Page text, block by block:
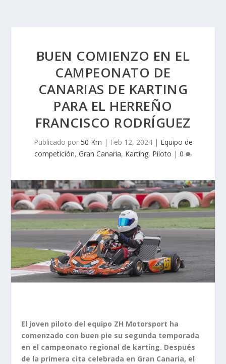
BUEN COMIENZO EN EL
CAMPEONATO DE
CANARIAS DE KARTING
PARA EL HERREÑO
FRANCISCO RODRÍGUEZ
Publicado por 50 Km | Feb 12, 2024| Equipo de
competición, Gran Canaria, Karting, Piloto | 0
El joven piloto del equipo ZH Motorsport ha
comenzado con buen pie su segunda temporada
en el campeonato regional de karting. Después
de la primera cita celebrada en Gran Canaria, el